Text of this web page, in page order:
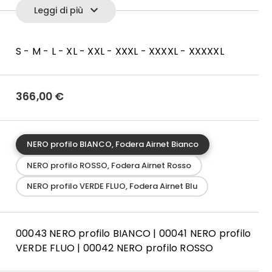
doppia striscia di silicone, regolabili con fibbie a
rete tridimensionale traspirante AIRNET Spacer, che
visibilità e per un raffinato design della linea
di una leggera imbottitura interna nella parte
in velcro
Leggi di più
S - M - L - XL - XXL - XXXL - XXXXL - XXXXXL
366,00 €
NERO profilo BIANCO, Fodera Airnet Bianco
NERO profilo ROSSO, Fodera Airnet Rosso
NERO profilo VERDE FLUO, Fodera Airnet Blu
00043 NERO profilo BIANCO | 00041 NERO profilo
VERDE FLUO | 00042 NERO profilo ROSSO